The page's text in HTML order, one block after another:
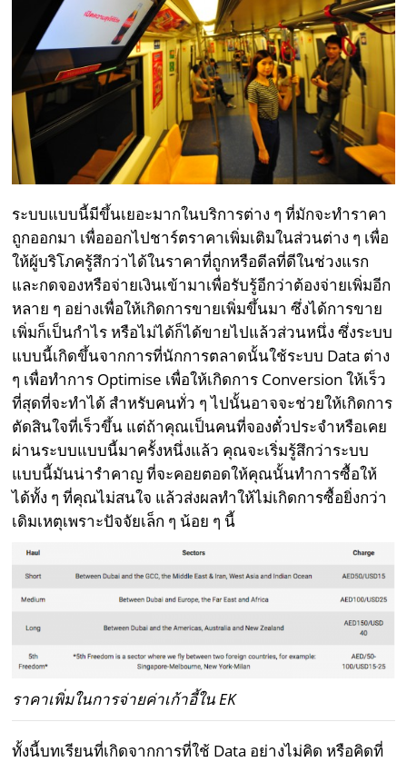
ระบบแบบนี้มีขึ้นเยอะมากในบริการต่าง ๆ ที่มักจะทำราคา
ถูกออกมา เพื่อออกไปชาร์ตราคาเพิ่มเติมในส่วนต่าง ๆ เพื่อ
ให้ผู้บริโภครู้สึกว่าได้ในราคาที่ถูกหรือดีลที่ดีในช่วงแรก
และกดจองหรือจ่ายเงินเข้ามาเพื่อรับรู้อีกว่าต้องจ่ายเพิ่มอีก
หลาย ๆ อย่างเพื่อให้เกิดการขายเพิ่มขึ้นมา ซึ่งได้การขาย
เพิ่มก็เป็นกำไร หรือไม่ได้ก็ได้ขายไปแล้วส่วนหนึ่ง ซึ่งระบบ
แบบนี้เกิดขึ้นจากการที่นักการตลาดนั้นใช้ระบบ Data ต่าง
ๆ เพื่อทำการ Optimise เพื่อให้เกิดการ Conversion ให้เร็ว
ที่สุดที่จะทำได้ สำหรับคนทั่ว ๆ ไปนั้นอาจจะช่วยให้เกิดการ
ตัดสินใจที่เร็วขึ้น แต่ถ้าคุณเป็นคนที่จองตั๋วประจำหรือเคย
ผ่านระบบแบบนี้มาครั้งหนึ่งแล้ว คุณจะเริ่มรู้สึกว่าระบบ
แบบนี้มันน่ารำคาญ ที่จะคอยตอดให้คุณนั้นทำการซื้อให้
ได้ทั้ง ๆ ที่คุณไม่สนใจ แล้วส่งผลทำให้ไม่เกิดการซื้อยิ่งกว่า
เดิมเหตุเพราะปัจจัยเล็ก ๆ น้อย ๆ นี้
ราคาเพิ่มในการจ่ายค่าเก้าอี้ใน EK
ทั้งนี้บทเรียนที่เกิดจากการที่ใช้ Data อย่างไม่คิด หรือคิดที่